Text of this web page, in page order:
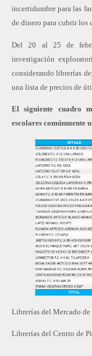
incertidumbre para las
de dinero para cubrir los
Del 20 al 25 de
investigación
considerando librerías
una lista de precios de
El siguiente cuadro
escolares comúnmente
Librerías del Mercado de
Librerías del Centro de